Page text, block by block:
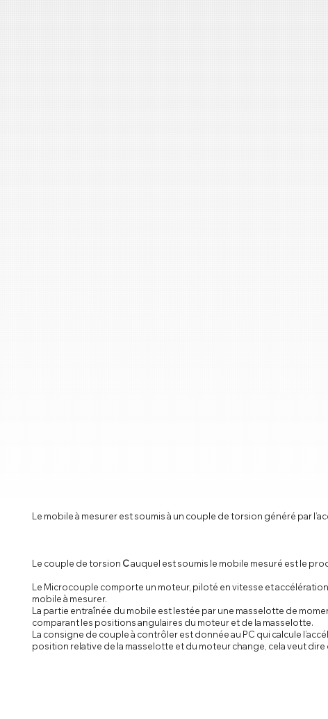
Le mobile à mesurer est soumis à un couple de torsion généré par
Le couple de torsion Cauquel est soumis le mobile mesuré est le
Le Microcouple comporte un moteur, piloté en vitesse et accélération
mobile à mesurer.
La partie entraînée du mobile est lestée par une masselotte de
comparant les positions angulaires du moteur et de la masselotte.
La consigne de couple à contrôler est donnée au PC qui calcule
position relative de la masselotte et du moteur change, cela veut